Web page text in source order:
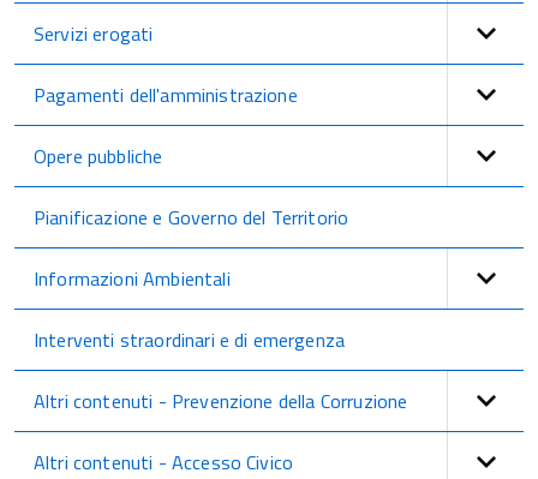
Servizi erogati
Pagamenti dell'amministrazione
Opere pubbliche
Pianificazione e Governo del Territorio
Informazioni Ambientali
Interventi straordinari e di emergenza
Altri contenuti - Prevenzione della Corruzione
Altri contenuti - Accesso Civico